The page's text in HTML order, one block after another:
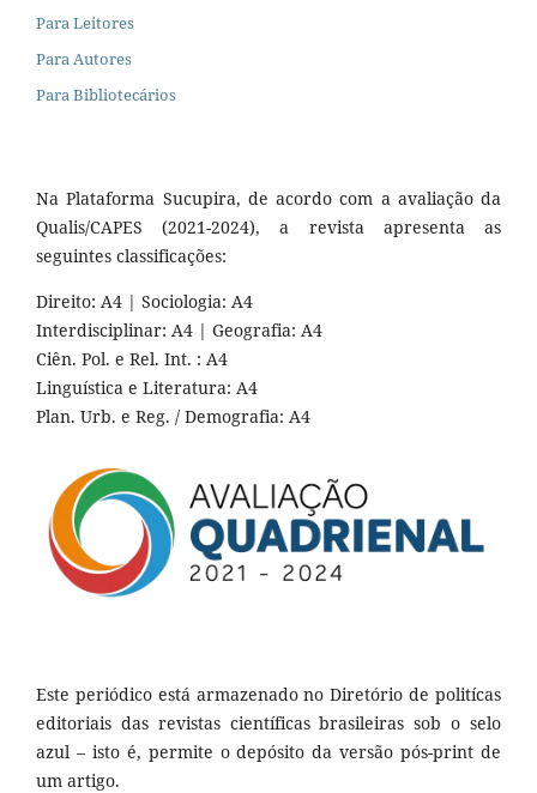
Para Leitores
Para Autores
Para Bibliotecários
Na Plataforma Sucupira, de acordo com a avaliação da
Qualis/CAPES (2021-2024), a revista apresenta as
seguintes classificações:
Direito: A4 | Sociologia: A4
Interdisciplinar: A4 | Geografia: A4
Ciên. Pol. e Rel. Int. : A4
Linguística e Literatura: A4
Plan. Urb. e Reg. / Demografia: A4
Este periódico está armazenado no Diretório de politícas
editoriais das revistas científicas brasileiras sob o selo
azul – isto é, permite o depósito da versão pós-print de
um artigo.